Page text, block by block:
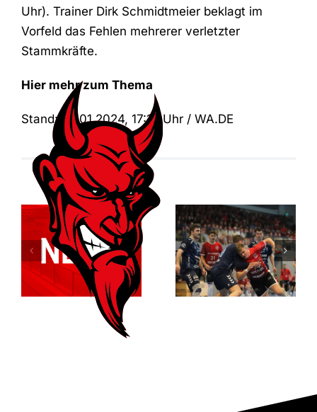
Uhr). Trainer Dirk Schmidtmeier beklagt im
Vorfeld das Fehlen mehrerer verletzter
Stammkräfte.
Hier mehr zum Thema
Stand: 26.01.2024, 17:19 Uhr / WA.DE
Relegationsspiel
abgesagt –
RSV verbleibt
in der
Verbandsliga
Dortmund
entreißt dem
RSV
Altenbögge
die